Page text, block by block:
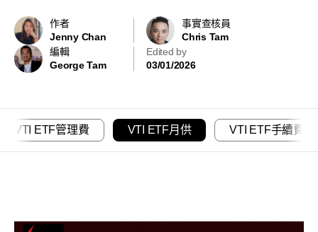
虛擬貨幣
關於
作者
Jenny Chan
事實查核員
Chris Tam
編輯
George Tam
Edited by
03/01/2026
VTI ETF管理費 VTI ETF月供 VTI ETF手續費